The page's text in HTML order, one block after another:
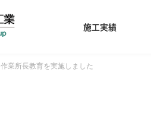
施工実績
作業所長教育を実施しました